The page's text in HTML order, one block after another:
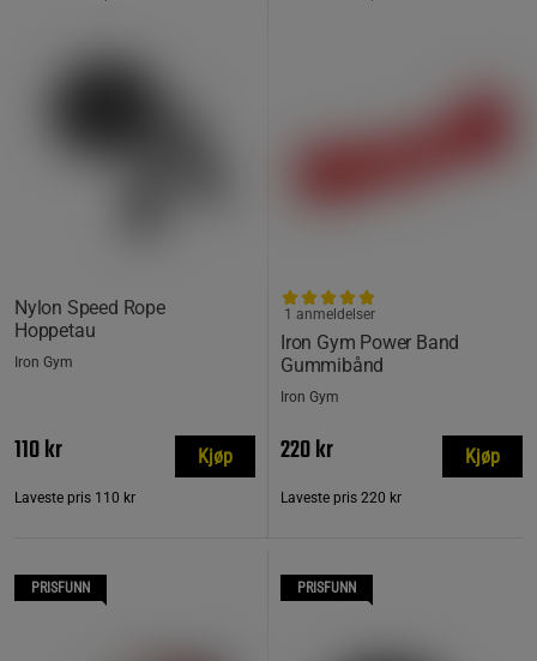
Nylon Speed ​​​​Rope
Hoppetau
Iron Gym
110 kr
Laveste pris 110 kr
Kjøp
Iron Gym Power Band
Gummibånd
1 anmeldelser
Iron Gym
220 kr
Laveste pris 220 kr
Kjøp
PRISFUNN PRISFUNN